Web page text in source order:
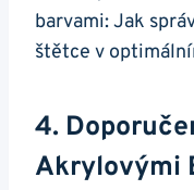
4.
⁢akrylovými